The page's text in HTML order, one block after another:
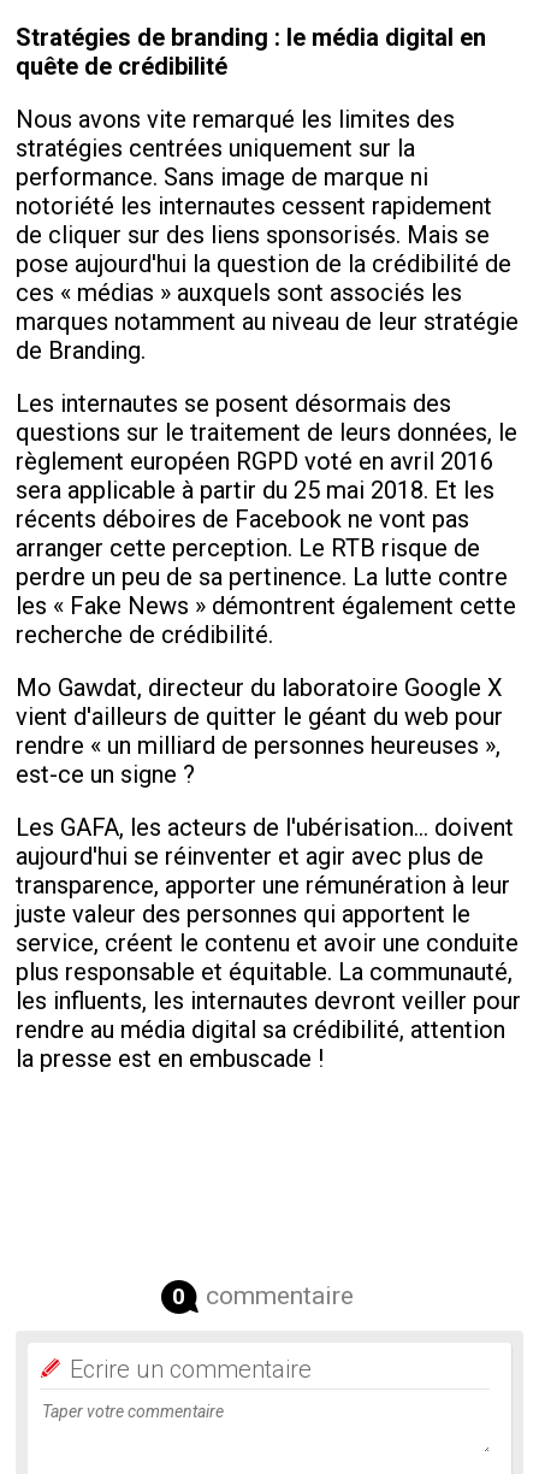
Stratégies de branding : le média digital en
quête de crédibilité
Nous avons vite remarqué les limites des
stratégies centrées uniquement sur la
performance. Sans image de marque ni
notoriété les internautes cessent rapidement
de cliquer sur des liens sponsorisés. Mais se
pose aujourd'hui la question de la crédibilité de
ces « médias » auxquels sont associés les
marques notamment au niveau de leur stratégie
de Branding.
Les internautes se posent désormais des
questions sur le traitement de leurs données, le
règlement européen RGPD voté en avril 2016
sera applicable à partir du 25 mai 2018. Et les
récents déboires de Facebook ne vont pas
arranger cette perception. Le RTB risque de
perdre un peu de sa pertinence. La lutte contre
les « Fake News » démontrent également cette
recherche de crédibilité.
Mo Gawdat, directeur du laboratoire Google X
vient d'ailleurs de quitter le géant du web pour
rendre « un milliard de personnes heureuses »,
est-ce un signe ?
Les GAFA, les acteurs de l'ubérisation… doivent
aujourd'hui se réinventer et agir avec plus de
transparence, apporter une rémunération à leur
juste valeur des personnes qui apportent le
service, créent le contenu et avoir une conduite
plus responsable et équitable. La communauté,
les influents, les internautes devront veiller pour
rendre au média digital sa crédibilité, attention
la presse est en embuscade !
0 commentaire
Ecrire un commentaire